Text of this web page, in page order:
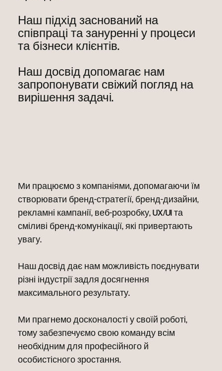
Наш підхід заснований на
співпраці та зануренні у процеси
та бізнеси клієнтів.
Наш досвід допомагає нам
запропонувати свіжий погляд на
вирішення задачі.
Ми працюємо з компаніями, допомагаючи їм
створювати бренд-стратегії, бренд-дизайни,
рекламні кампанії, веб-розробку, UX/UI та
сміливі бренд-комунікації, які привертають
увагу.
Наш досвід дає нам можливість поєднувати
різні індустрії задля досягнення
максимального результату.
Ми прагнемо досконалості у своїй роботі,
тому забезпечуємо свою команду всім
необхідним для професійного й
особистісного зростання.